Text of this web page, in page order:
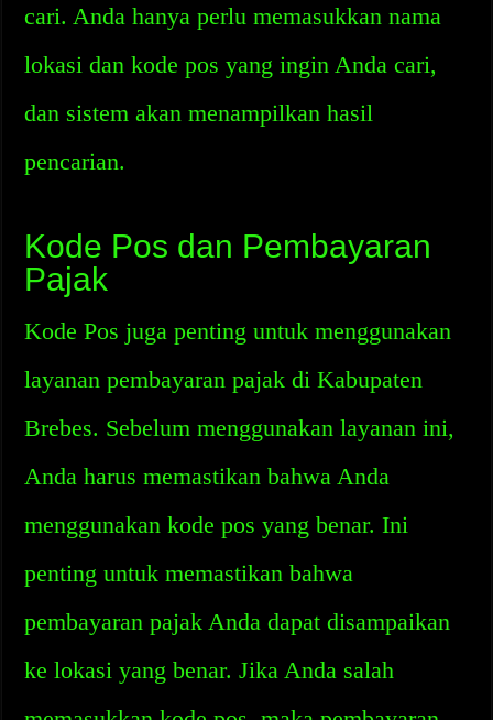
cari. Anda hanya perlu memasukkan nama
lokasi dan kode pos yang ingin Anda cari,
dan sistem akan menampilkan hasil
pencarian.
Kode Pos dan Pembayaran
Pajak
Kode Pos juga penting untuk menggunakan
layanan pembayaran pajak di Kabupaten
Brebes. Sebelum menggunakan layanan ini,
Anda harus memastikan bahwa Anda
menggunakan kode pos yang benar. Ini
penting untuk memastikan bahwa
pembayaran pajak Anda dapat disampaikan
ke lokasi yang benar. Jika Anda salah